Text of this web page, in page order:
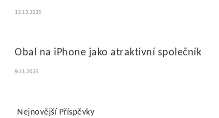
12.12.2025
Obal na iPhone jako atraktivní společník
9.11.2025
Nejnovější Příspěvky